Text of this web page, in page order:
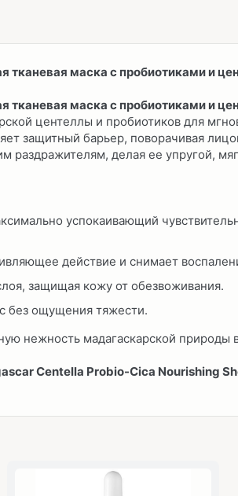
тканевая маска с пробиотиками и
тканевая маска с пробиотиками и
центеллы и пробиотиков для
защитный барьер, поворачивая
раздражителям, делая ее упругой,
успокаивающий
действие и снимает
защищая кожу от обезвоживания.
без ощущения тяжести.
нежность мадагаскарской
Centella Probio-Cica Nourishing